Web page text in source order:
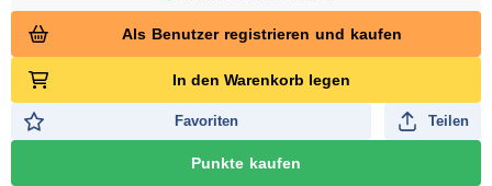
Als Benutzer registrieren und kaufen
In den Warenkorb legen
Favoriten Teilen
Punkte kaufen